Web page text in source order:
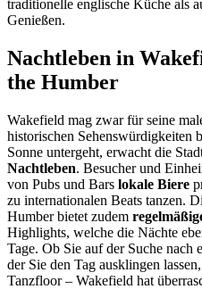
traditionelle englische Küche als
Genießen.
Nachtleben in
the Humber
Wakefield mag zwar für seine
historischen Sehenswürdigkeiten
Sonne untergeht, erwacht die
Nachtleben. Besucher und
von Pubs und Bars lokale Biere
zu internationalen Beats tanzen.
Humber bietet zudem
Highlights, welche die Nächte
Tage. Ob Sie auf der Suche nach
der Sie den Tag ausklingen
Tanzfloor – Wakefield hat